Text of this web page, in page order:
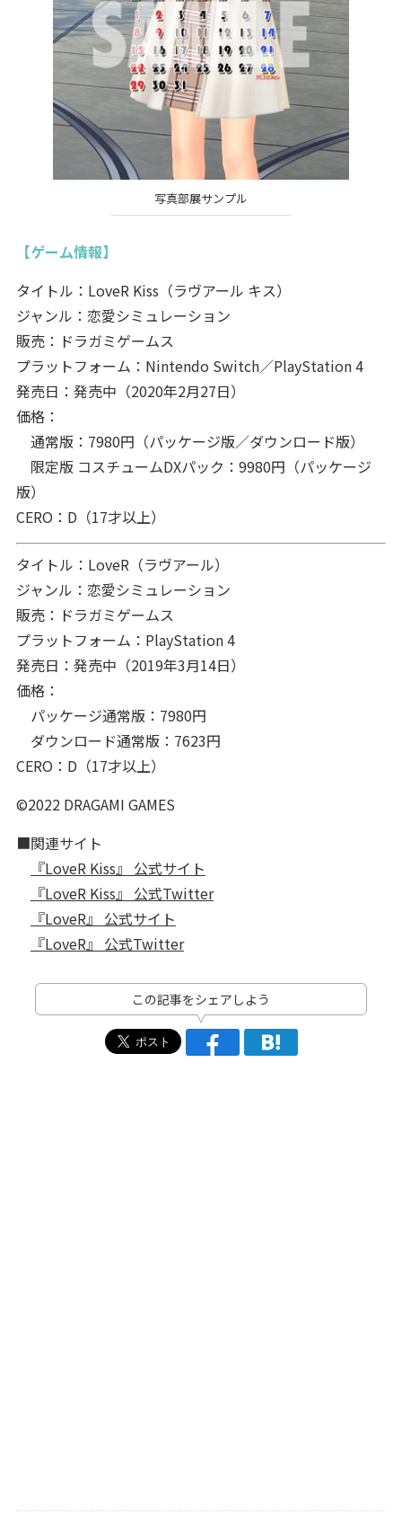
写真部展サンプル
【ゲーム情報】
タイトル：LoveR Kiss（ラヴアール キス）
ジャンル：恋愛シミュレーション
販売：ドラガミゲームス
プラットフォーム：Nintendo Switch／PlayStation 4
発売日：発売中（2020年2月27日）
価格：
通常版：7980円（パッケージ版／ダウンロード版）
限定版 コスチュームDXパック：9980円（パッケージ
版）
CERO：D（17才以上）
タイトル：LoveR（ラヴアール）
ジャンル：恋愛シミュレーション
販売：ドラガミゲームス
プラットフォーム：PlayStation 4
発売日：発売中（2019年3月14日）
価格：
パッケージ通常版：7980円
ダウンロード通常版：7623円
CERO：D（17才以上）
©2022 DRAGAMI GAMES
■関連サイト
『LoveR Kiss』 公式サイト
『LoveR Kiss』 公式Twitter
『LoveR』 公式サイト
『LoveR』 公式Twitter
この記事をシェアしよう